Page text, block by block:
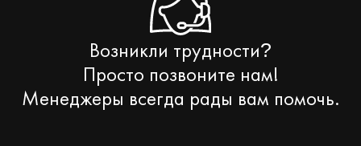
Возникли трудности?
Просто позвоните нам!
Менеджеры всегда рады вам помочь.